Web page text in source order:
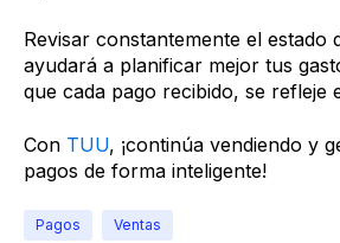
Revisar constantemente el estado
ayudará a planificar mejor tus
que cada pago recibido, se refleje
Con TUU, ¡continúa vendiendo y
pagos de forma inteligente!
Pagos Ventas